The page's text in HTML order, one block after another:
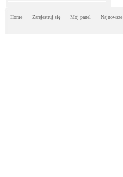
Home Zarejestruj się Mój panel Najnowsze